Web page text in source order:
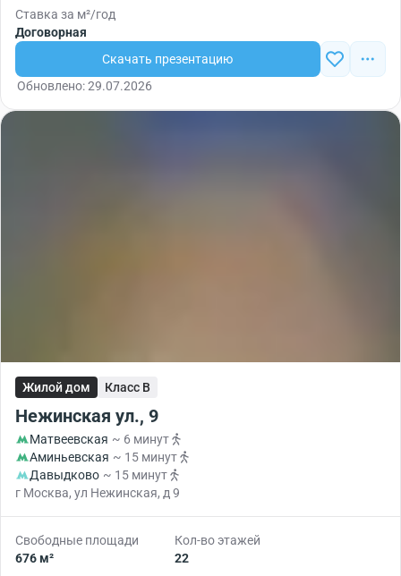
Ставка за м²/год
Договорная
Скачать презентацию
Обновлено: 29.07.2026
Жилой дом Класс B
Нежинская ул., 9
Матвеевская ~ 6 минут
Аминьевская ~ 15 минут
Давыдково ~ 15 минут
г Москва, ул Нежинская, д 9
Свободные площади
676 м²
Кол-во этажей
22